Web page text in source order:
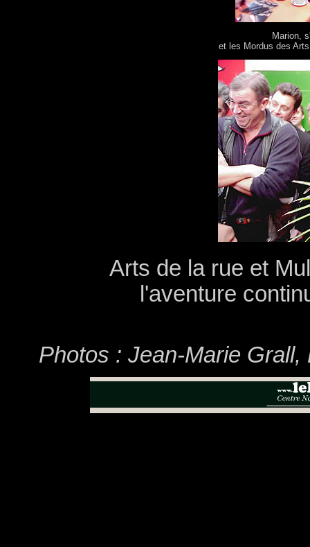
Marion,
et les Mordus des
Arts de la rue et
l'aventure
Photos : Jean-Marie